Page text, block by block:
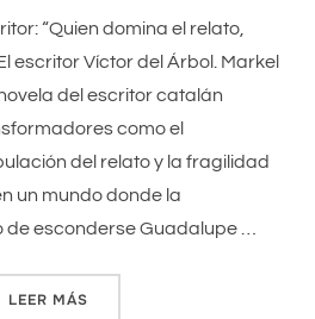
“Quien domina el relato,
escritor Víctor del Árbol. Markel
del escritor catalán
como el
del relato y la fragilidad
un mundo donde la
esconderse Guadalupe …
LEER MÁS